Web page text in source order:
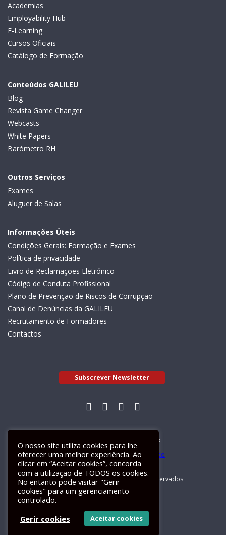
Academias
Employability Hub
E-Learning
Cursos Oficiais
Catálogo de Formação
Conteúdos GALILEU
Blog
Revista Game Changer
Webcasts
White Papers
Barómetro RH
Outros Serviços
Exames
Aluguer de Salas
Informações Úteis
Condições Gerais: Formação e Exames
Política de privacidade
Livro de Reclamações Eletrónico
Código de Conduta Profissional
Plano de Prevenção de Riscos de Corrupção
Canal de Denúncias da GALILEU
Recrutamento de Formadores
Contactos
Subscrever Newsletter
Livro de Reclamações Electrónico
GALILEU 2026 © Todos os direitos reservados
Um siteActiveMedia
O nosso site utiliza cookies para lhe
oferecer uma melhor experiência. Ao
clicar em “Aceitar cookies”, concorda
com a utilização de TODOS os cookies.
No entanto pode visitar "Gerir
cookies" para um gerenciamento
controlado.
Gerir cookies
Aceitar cookies